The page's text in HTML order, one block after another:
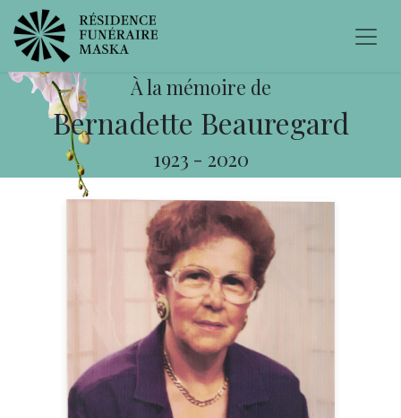
À la mémoire de
Bernadette Beauregard
1923 - 2020